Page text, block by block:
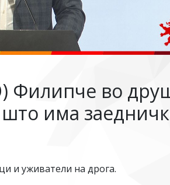
Филипче во
има
и уживатели на дрога.